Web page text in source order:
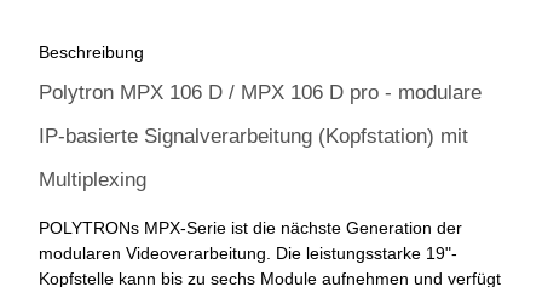
Beschreibung
Polytron MPX 106 D / MPX 106 D pro - modulare
IP-basierte Signalverarbeitung (Kopfstation) mit
Multiplexing
POLYTRONs MPX-Serie ist die nächste Generation der
modularen Videoverarbeitung. Die leistungsstarke 19"-
Kopfstelle kann bis zu sechs Module aufnehmen und verfügt